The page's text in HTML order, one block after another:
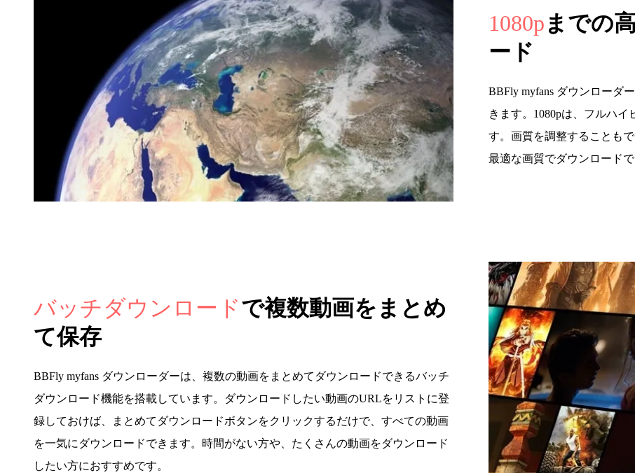
1080pまでの
ード
BBFly myfans ダウンローダ
きます。1080pは、フルハ
す。画質を調整することも
最適な画質でダウンロードで
バッチダウンロードで複数動画をまとめ
て保存
BBFly myfans ダウンローダーは、複数の動画をまとめてダウンロードできるバッチ
ダウンロード機能を搭載しています。ダウンロードしたい動画のURLをリストに登
録しておけば、まとめてダウンロードボタンをクリックするだけで、すべての動画
を一気にダウンロードできます。時間がない方や、たくさんの動画をダウンロード
したい方におすすめです。